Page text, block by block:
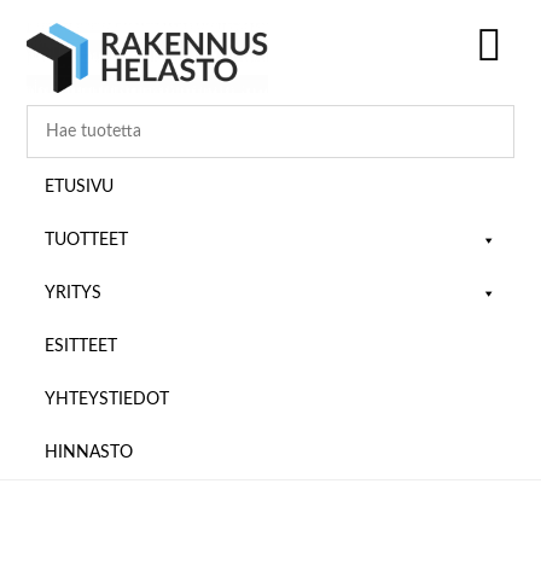
pääsisältöön
ensisijaiseen
alatunnisteeseen
ETUSIVU
TUOTTEET
YRITYS
ESITTEET
YHTEYSTIEDOT
HINNASTO